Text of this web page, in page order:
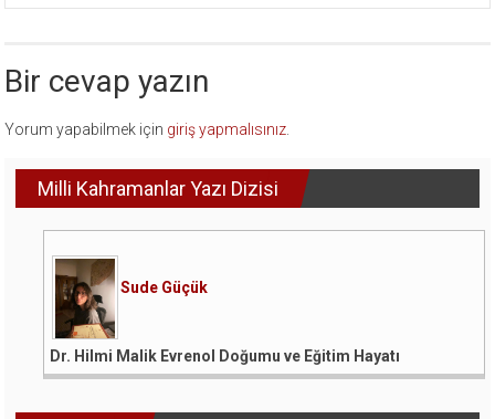
Bir cevap yazın
Yorum yapabilmek için giriş yapmalısınız
Milli Kahramanlar Yazı Dizisi
Sude Güçük
Dr. Hilmi Malik Evrenol Doğumu ve Eğitim Hayatı